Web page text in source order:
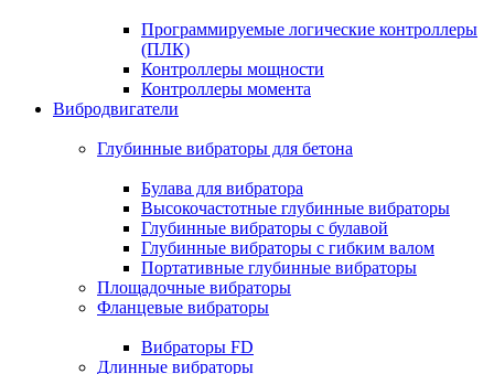
Программируемые логические контроллеры
(ПЛК)
Контроллеры мощности
Контроллеры момента
Вибродвигатели
Глубинные вибраторы для бетона
Булава для вибратора
Высокочастотные глубинные вибраторы
Глубинные вибраторы с булавой
Глубинные вибраторы с гибким валом
Портативные глубинные вибраторы
Площадочные вибраторы
Фланцевые вибраторы
Вибраторы FD
Длинные вибраторы